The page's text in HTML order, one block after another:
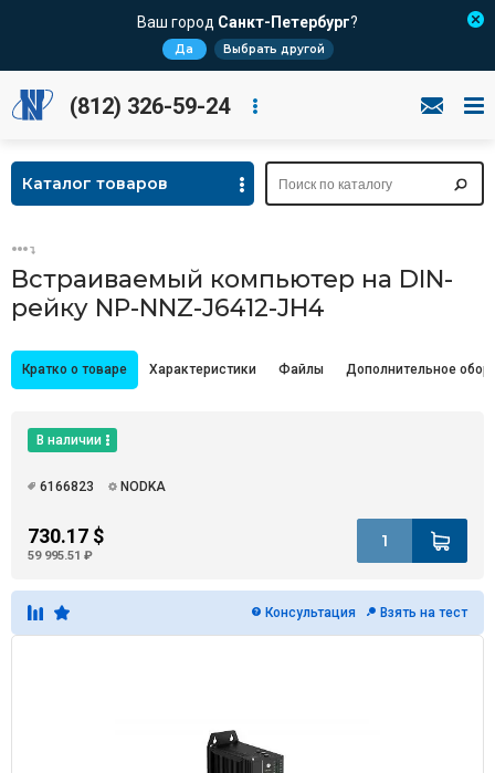
Ваш город Санкт-Петербург?
Да Выбрать другой
(812) 326-59-24
Каталог товаров
Встраиваемый компьютер на DIN-
рейку NP-NNZ-J6412-JH4
Кратко о товаре Характеристики Файлы Дополнительное
В наличии
6166823 NODKA
730.17 $
59 995.51 ₽
Консультация Взять на тест